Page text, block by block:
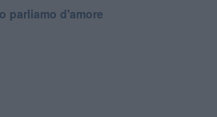
parliamo d'amore